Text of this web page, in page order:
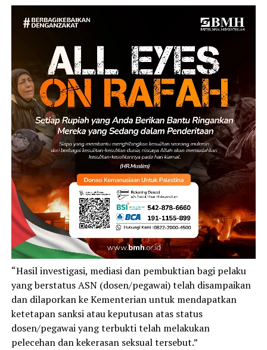
“Hasil investigasi, mediasi dan pembuktian bagi pelaku
yang berstatus ASN (dosen/pegawai) telah disampaikan
dan dilaporkan ke Kementerian untuk mendapatkan
ketetapan sanksi atau keputusan atas status
dosen/pegawai yang terbukti telah melakukan
pelecehan dan kekerasan seksual tersebut.”